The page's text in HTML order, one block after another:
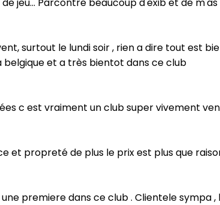
surtout le lundi soir , rien a dire tout est
belgique et a très bientot dans ce club
c est vraiment un club super vivement
et propreté de plus le prix est plus que
premiere dans ce club . Clientele sympa